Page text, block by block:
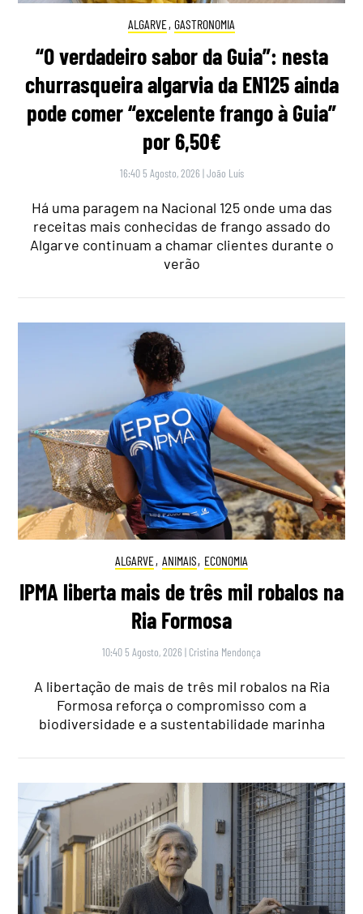
ALGARVE, GASTRONOMIA
“O verdadeiro sabor da Guia”: nesta
churrasqueira algarvia da EN125 ainda
pode comer “excelente frango à Guia”
por 6,50€
16:40 5 Agosto, 2026 |João Luís
Há uma paragem na Nacional 125 onde uma das
receitas mais conhecidas de frango assado do
Algarve continuam a chamar clientes durante o
verão
ALGARVE, ANIMAIS, ECONOMIA
IPMA liberta mais de três mil robalos na
Ria Formosa
10:40 5 Agosto, 2026 | Cristina Mendonça
A libertação de mais de três mil robalos na Ria
Formosa reforça o compromisso com a
biodiversidade e a sustentabilidade marinha